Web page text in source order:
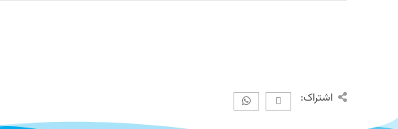
اشتراک: